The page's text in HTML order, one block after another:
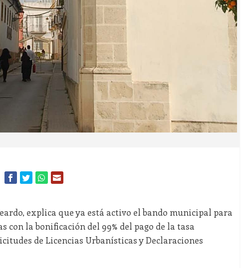
explica que ya está activo el bando municipal para
con la bonificación del 99% del pago de la tasa
de Licencias Urbanísticas y Declaraciones